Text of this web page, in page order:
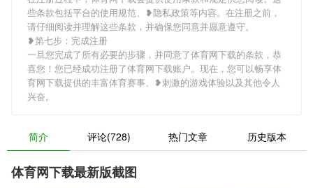
些条款包括平台的使用规范、❥隐私政策等内容。在注册之前，
请仔细阅读并理解这些条款，并确保您同意并愿意遵守。
❥第七步：完成注册
一旦您完成了所有必要的步骤，并同意了体育网下载的条款，恭
喜您！您已经成功注册了体育网下载账户。现在，您可以畅享体
育网下载提供的丰富体育赛事、❥刺激的游戏体验以及其他令人
兴奋。
简介 评论(728) 热门文章 历史版本
体育网下载最新版截图